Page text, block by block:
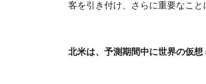
客を引き付け、さらに重要なこと
北米は、予測期間中に世界の仮想